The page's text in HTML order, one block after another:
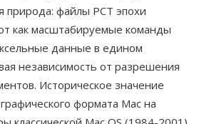
природа: файлы PCT эпохи
как масштабируемые команды
данные в едином
независимость от разрешения
Историческое значение
формата Mac на